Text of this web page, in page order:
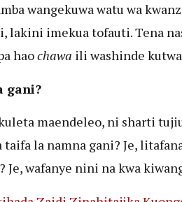
wangekuwa watu wa
lakini imekua tofauti. Tena
haochawa ili washinde
gani?
maendeleo, ni sharti
la namna gani? Je,
Je, wafanye nini na kwa